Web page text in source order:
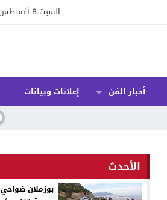
السبت 8 أغسطس 2026 - 2:14 صباحًا
أخبار الفن
إعلانات وبيانات
الأحدث
بوزملان